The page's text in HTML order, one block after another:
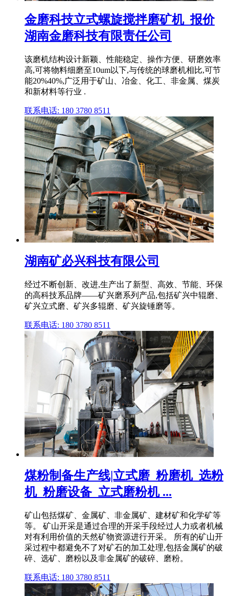
金磨科技立式螺旋搅拌磨矿机_报价
湖南金磨科技有限责任公司
该磨机结构设计新颖、性能稳定、操作方便、研磨效率
高,可将物料细磨至10um以下,与传统的球磨机相比,可节
能20%40%,广泛用于矿山、冶金、化工、非金属、煤炭
和新材料等行业 .
联系电话: 180 3780 8511
湖南矿必兴科技有限公司
经过不断创新、改进,生产出了新型、高效、节能、环保
的高科技系品牌——矿兴磨系列产品,包括矿兴中辊磨、
矿兴立式磨、矿兴多辊磨、矿兴旋锤磨等。
联系电话: 180 3780 8511
煤粉制备生产线|立式磨_粉磨机_选粉
机_粉磨设备_立式磨粉机 ...
矿山包括煤矿、金属矿、非金属矿、建材矿和化学矿等
等。 矿山开采是通过合理的开采手段经过人力或者机械
对有利用价值的天然矿物资源进行开采。 所有的矿山开
采过程中都避免不了对矿石的加工处理,包括金属矿的破
碎、选矿、磨粉以及非金属矿的破碎、磨粉。
联系电话: 180 3780 8511